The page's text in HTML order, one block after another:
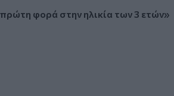
φορά στην ηλικία των 3 ετών»